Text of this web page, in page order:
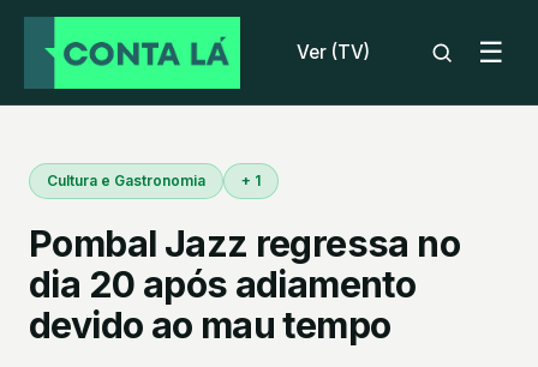
Ver (TV) ☰
Cultura e Gastronomia + 1
Pombal Jazz regressa no
dia 20 após adiamento
devido ao mau tempo